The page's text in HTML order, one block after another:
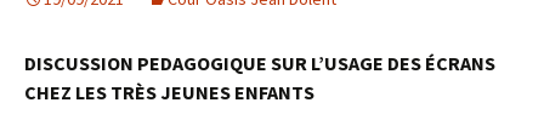
DISCUSSION PEDAGOGIQUE SUR L’USAGE DES ÉCRANS
CHEZ LES TRÈS JEUNES ENFANTS